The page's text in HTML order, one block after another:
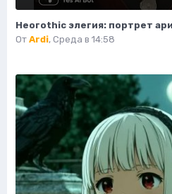
От Ardi, Среда в 14:58